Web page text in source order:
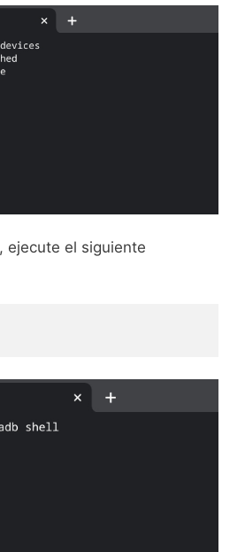
ejecute el siguiente